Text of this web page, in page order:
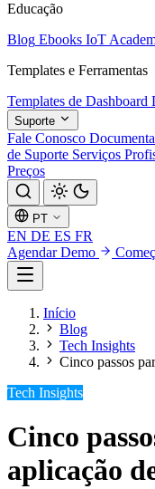
Educação
Blog Ebooks IoT
Templates e Ferramentas
Templates de Dashboard
Suporte
Fale Conosco
de Suporte Serviços
Preços
PT
EN DE ES FR
Agendar Demo
Início
Blog
Tech Insights
Cinco passos
Tech Insights
Cinco
aplicação